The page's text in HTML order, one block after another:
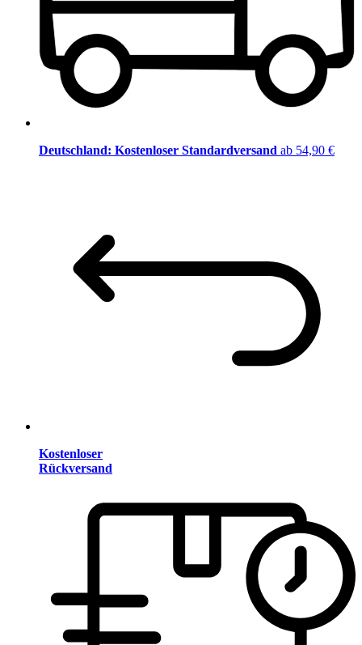
Deutschland: Kostenloser Standardversand ab 54,90 €
Kostenloser
Rückversand